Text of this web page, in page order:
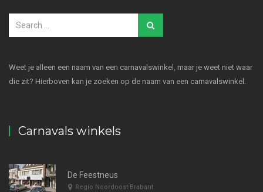
Weet je alleen een naam van een carnavalswinkel, maar je weet niet waar
die zit? Hierboven kan je zoeken op de naam van een carnavalswinkel.
Carnavals winkels
De Feestneus
Regio Noordoost-Brabant